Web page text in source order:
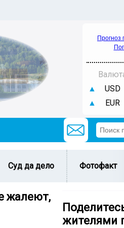
Прогноз
▲
USD
▲
EUR
Суд да дело Фотофакт
жалеют,
жителями